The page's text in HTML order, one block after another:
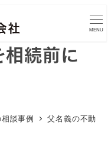
MENU
続前に
談事例
父名義の不動